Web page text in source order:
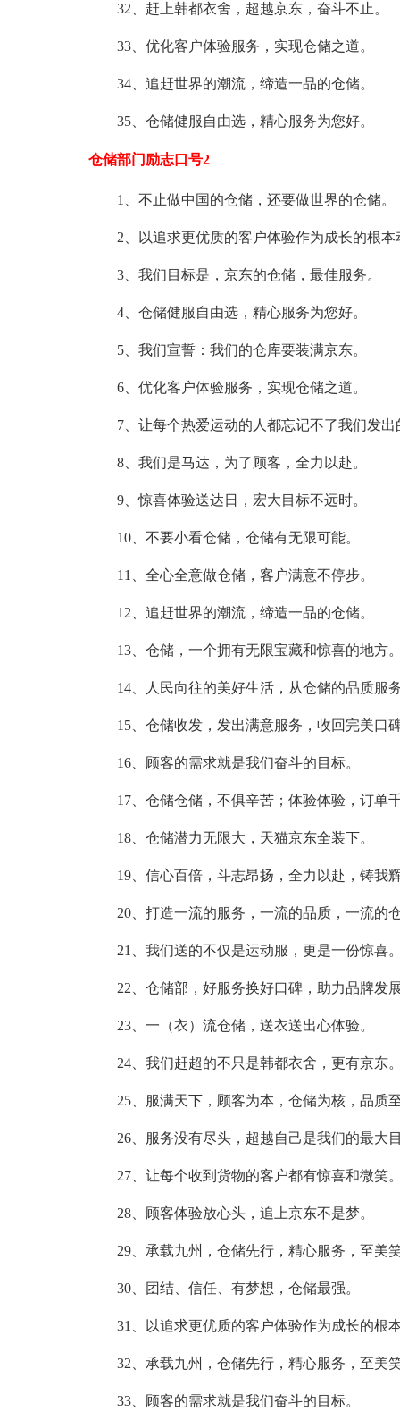
32、赶上韩都衣舍，超越京东，奋斗不止。
33、优化客户体验服务，实现仓储之道。
34、追赶世界的潮流，缔造一品的仓储。
35、仓储健服自由选，精心服务为您好。
仓储部门励志口号2
1、不止做中国的仓储，还要做世界的仓储。
2、以追求更优质的客户体验作为成长的根本
3、我们目标是，京东的仓储，最佳服务。
4、仓储健服自由选，精心服务为您好。
5、我们宣誓：我们的仓库要装满京东。
6、优化客户体验服务，实现仓储之道。
7、让每个热爱运动的人都忘记不了我们发出
8、我们是马达，为了顾客，全力以赴。
9、惊喜体验送达日，宏大目标不远时。
10、不要小看仓储，仓储有无限可能。
11、全心全意做仓储，客户满意不停步。
12、追赶世界的潮流，缔造一品的仓储。
13、仓储，一个拥有无限宝藏和惊喜的地方。
14、人民向往的美好生活，从仓储的品质服务
15、仓储收发，发出满意服务，收回完美口碑
16、顾客的需求就是我们奋斗的目标。
17、仓储仓储，不俱辛苦；体验体验，订单千
18、仓储潜力无限大，天猫京东全装下。
19、信心百倍，斗志昂扬，全力以赴，铸我辉
20、打造一流的服务，一流的品质，一流的仓
21、我们送的不仅是运动服，更是一份惊喜。
22、仓储部，好服务换好口碑，助力品牌发展
23、一（衣）流仓储，送衣送出心体验。
24、我们赶超的不只是韩都衣舍，更有京东。
25、服满天下，顾客为本，仓储为核，品质至
26、服务没有尽头，超越自己是我们的最大目
27、让每个收到货物的客户都有惊喜和微笑。
28、顾客体验放心头，追上京东不是梦。
29、承载九州，仓储先行，精心服务，至美笑
30、团结、信任、有梦想，仓储最强。
31、以追求更优质的客户体验作为成长的根本
32、承载九州，仓储先行，精心服务，至美笑
33、顾客的需求就是我们奋斗的目标。